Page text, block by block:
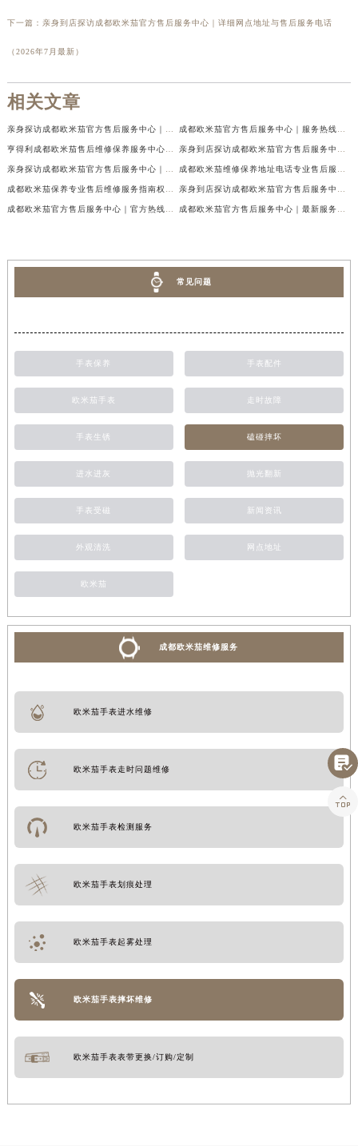
下一篇： 亲身到店探访成都欧米茄官方售后服务中心｜详细网点地址与售后服务电话
（2026年7月最新）
相关文章
常见问题
手表保养 手表配件
欧米茄手表 走时故障
手表生锈 磕碰摔坏
进水进灰 抛光翻新
手表受磁 新闻资讯
外观清洗 网点地址
欧米茄
成都欧米茄维修服务
欧米茄手表进水维修
欧米茄手表走时问题维修
欧米茄手表检测服务
欧米茄手表划痕处理
欧米茄手表起雾处理
欧米茄手表摔坏维修
欧米茄手表表带更换/订购/定制

